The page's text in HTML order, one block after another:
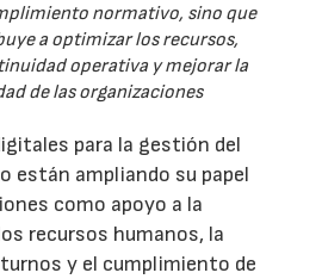
normativo, sino que
a optimizar los recursos,
operativa y mejorar la
de las organizaciones
para la gestión del
están ampliando su papel
como apoyo a la
recursos humanos, la
y el cumplimiento de